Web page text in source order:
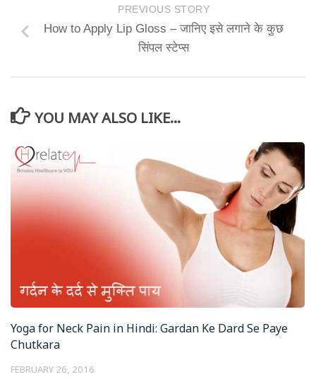
PREVIOUS STORY
How to Apply Lip Gloss – जानिए इसे लगाने के कुछ
सिंपल स्टेप्स
YOU MAY ALSO LIKE...
Yoga for Neck Pain in Hindi: Gardan Ke Dard Se Paye
Chutkara
FEBRUARY 26, 2016